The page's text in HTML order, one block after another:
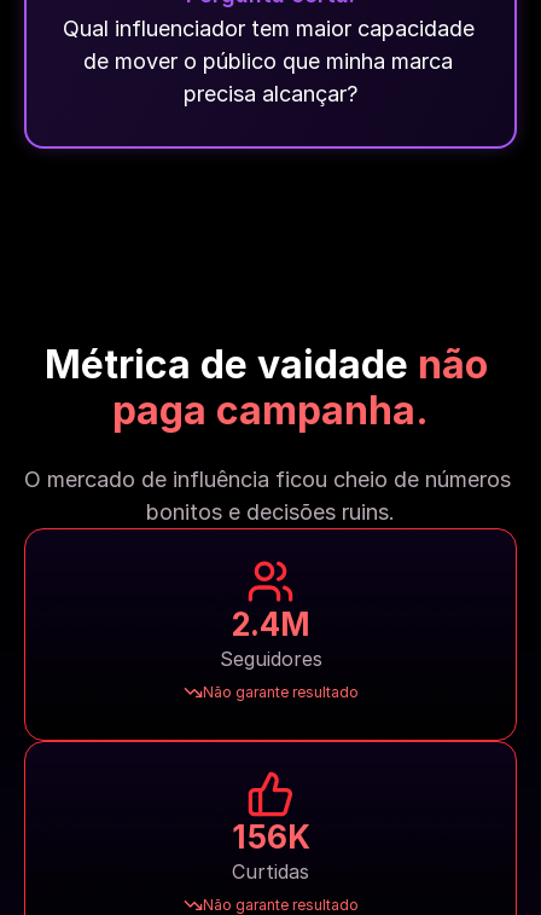
Qual influenciador tem maior capacidade
de mover o público que minha marca
precisa alcançar?
Métrica de vaidade não
paga campanha.
O mercado de influência ficou cheio de números
bonitos e decisões ruins.
2.4M
Seguidores
Não garante resultado
156K
Curtidas
Não garante resultado